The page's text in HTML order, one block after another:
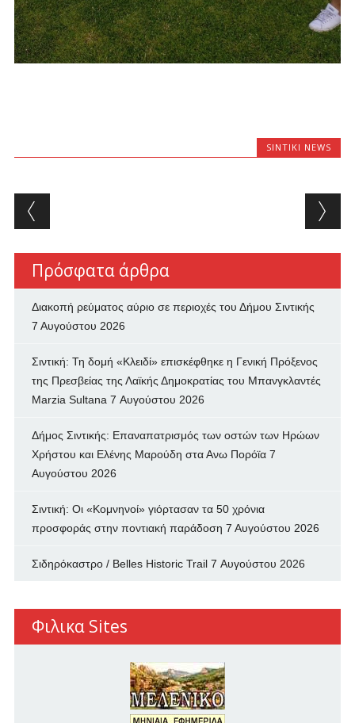
SINTIKI NEWS
Post navigation
Πρόσφατα άρθρα
Διακοπή ρεύματος αύριο σε περιοχές του Δήμου Σιντικής
7 Αυγούστου 2026
Σιντική: Τη δομή «Κλειδί» επισκέφθηκε η Γενική Πρόξενος
της Πρεσβείας της Λαϊκής Δημοκρατίας του Μπανγκλαντές
Marzia Sultana 7 Αυγούστου 2026
Δήμος Σιντικής: Επαναπατρισμός των oστών των Ηρώων
Χρήστου και Ελένης Μαρούδη στα Ανω Πορόϊα 7
Αυγούστου 2026
Σιντική: Οι «Κομνηνοί» γιόρτασαν τα 50 χρόνια
προσφοράς στην ποντιακή παράδοση 7 Αυγούστου 2026
Σιδηρόκαστρο / Belles Historic Trail 7 Αυγούστου 2026
Φιλικα Sites